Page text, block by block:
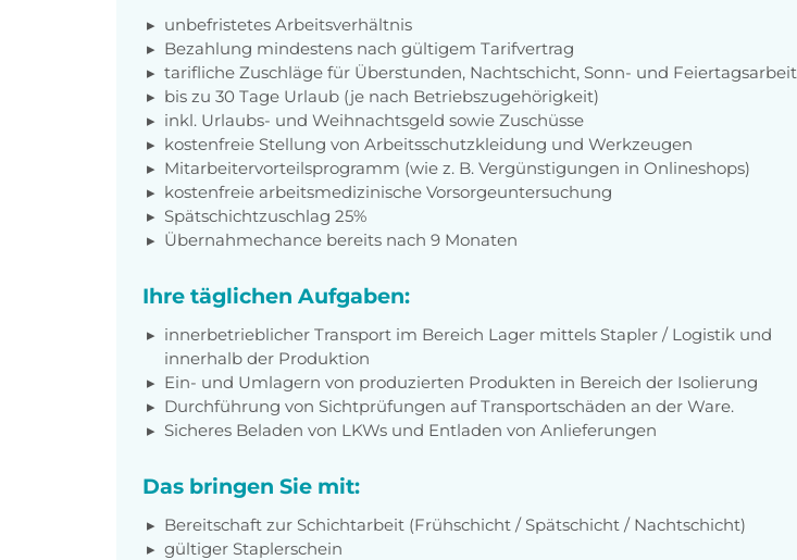
unbefristetes Arbeitsverhältnis
Bezahlung mindestens nach gültigem Tarifvertrag
tarifliche Zuschläge für Überstunden, Nachtschicht, Sonn- und Feiertagsarbeit
bis zu 30 Tage Urlaub (je nach Betriebszugehörigkeit)
inkl. Urlaubs- und Weihnachtsgeld sowie Zuschüsse
kostenfreie Stellung von Arbeitsschutzkleidung und Werkzeugen
Mitarbeitervorteilsprogramm (wie z. B. Vergünstigungen in Onlineshops)
kostenfreie arbeitsmedizinische Vorsorgeuntersuchung
Spätschichtzuschlag 25%
Übernahmechance bereits nach 9 Monaten
Ihre täglichen Aufgaben:
innerbetrieblicher Transport im Bereich Lager mittels Stapler / Logistik und
innerhalb der Produktion
Ein- und Umlagern von produzierten Produkten in Bereich der Isolierung
Durchführung von Sichtprüfungen auf Transportschäden an der Ware.
Sicheres Beladen von LKWs und Entladen von Anlieferungen
Das bringen Sie mit:
Bereitschaft zur Schichtarbeit (Frühschicht / Spätschicht / Nachtschicht)
gültiger Staplerschein